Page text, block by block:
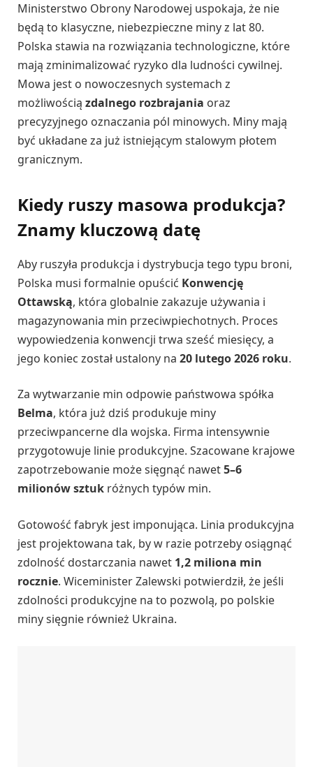
Ministerstwo Obrony Narodowej uspokaja, że nie
będą to klasyczne, niebezpieczne miny z lat 80.
Polska stawia na rozwiązania technologiczne, które
mają zminimalizować ryzyko dla ludności cywilnej.
Mowa jest o nowoczesnych systemach z
możliwością zdalnego rozbrajania oraz
precyzyjnego oznaczania pól minowych. Miny mają
być układane za już istniejącym stalowym płotem
granicznym.
Kiedy ruszy masowa produkcja?
Znamy kluczową datę
Aby ruszyła produkcja i dystrybucja tego typu broni,
Polska musi formalnie opuścić Konwencję
Ottawską, która globalnie zakazuje używania i
magazynowania min przeciwpiechotnych. Proces
wypowiedzenia konwencji trwa sześć miesięcy, a
jego koniec został ustalony na 20 lutego 2026 roku.
Za wytwarzanie min odpowie państwowa spółka
Belma, która już dziś produkuje miny
przeciwpancerne dla wojska. Firma intensywnie
przygotowuje linie produkcyjne. Szacowane krajowe
zapotrzebowanie może sięgnąć nawet5–6
milionów sztuk różnych typów min.
Gotowość fabryk jest imponująca. Linia produkcyjna
jest projektowana tak, by w razie potrzeby osiągnąć
zdolność dostarczania nawet 1,2 miliona min
rocznie. Wiceminister Zalewski potwierdził, że jeśli
zdolności produkcyjne na to pozwolą, po polskie
miny sięgnie również Ukraina.